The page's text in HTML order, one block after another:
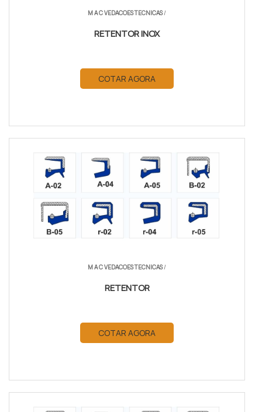
M A C VEDACOES TECNICAS/
RETENTOR INOX
COTAR AGORA
M A C VEDACOES TECNICAS/
RETENTOR
COTAR AGORA